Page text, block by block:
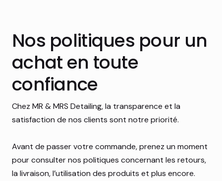
Nos politiques pour un
achat en toute
confiance
Chez MR & MRS Detailing, la transparence et la
satisfaction de nos clients sont notre priorité.
Avant de passer votre commande, prenez un moment
pour consulter nos politiques concernant les retours,
la livraison, l’utilisation des produits et plus encore.